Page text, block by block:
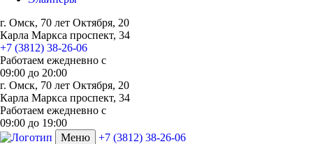
г. Омск, 70 лет Октября, 20
Карла Маркса проспект, 34
+7 (3812) 38-26-06
Работаем ежедневно с
09:00 до 20:00
г. Омск, 70 лет Октября, 20
Карла Маркса проспект, 34
Работаем ежедневно с
09:00 до 19:00
Меню
+7 (3812) 38-26-06